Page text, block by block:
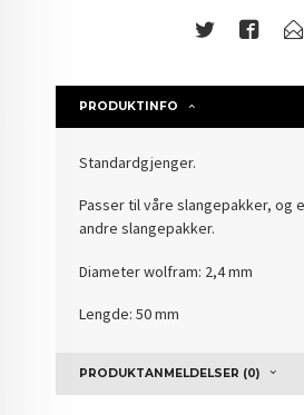
PRODUKTINFO
Standardgjenger.
Passer til våre slangepakker, og
andre slangepakker.
Diameter wolfram: 2,4 mm
Lengde: 50 mm
PRODUKTANMELDELSER (0)